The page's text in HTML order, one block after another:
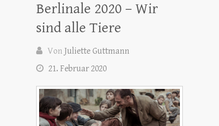
Berlinale 2020 – Wir
sind alle Tiere
Von Juliette Guttmann
21. Februar 2020